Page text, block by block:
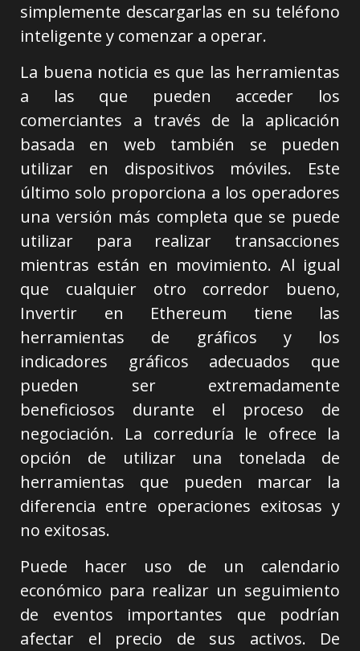
simplemente descargarlas en su teléfono
inteligente y comenzar a operar.
La buena noticia es que las herramientas
a las que pueden acceder los
comerciantes a través de la aplicación
basada en web también se pueden
utilizar en dispositivos móviles. Este
último solo proporciona a los operadores
una versión más completa que se puede
utilizar para realizar transacciones
mientras están en movimiento. Al igual
que cualquier otro corredor bueno,
Invertir en Ethereum tiene las
herramientas de gráficos y los
indicadores gráficos adecuados que
pueden ser extremadamente
beneficiosos durante el proceso de
negociación. La correduría le ofrece la
opción de utilizar una tonelada de
herramientas que pueden marcar la
diferencia entre operaciones exitosas y
no exitosas.
Puede hacer uso de un calendario
económico para realizar un seguimiento
de eventos importantes que podrían
afectar el precio de sus activos. De